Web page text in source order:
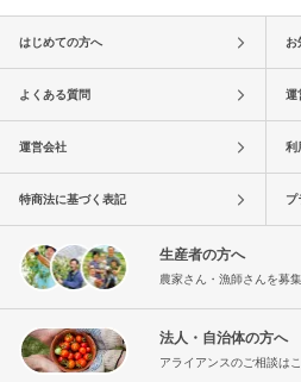
はじめての方へ お
よくある質問 運
運営会社 利
特商法に基づく表記 プ
生産者の方へ
農家さん・漁師さんを募
法人・自治体の方へ
アライアンスのご相談は